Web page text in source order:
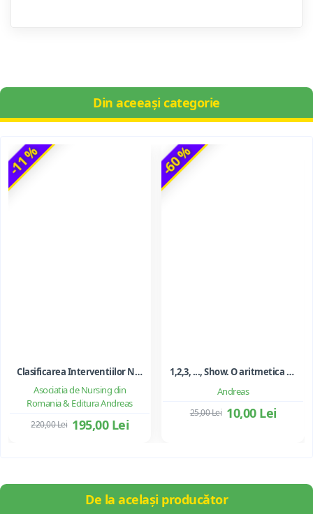
Din aceeași categorie
-11 %
Asociatia de Nursing din
Romania & Editura Andreas
Clasificarea Interventiilor Nursing (NIC)
195,00 Lei
220,00 Lei
-60 %
Andreas
1,2,3, ..., Show. O aritmetica emotionala, o poezie a matematicii - Ioan Dancila
10,00 Lei
25,00 Lei
De la același producător